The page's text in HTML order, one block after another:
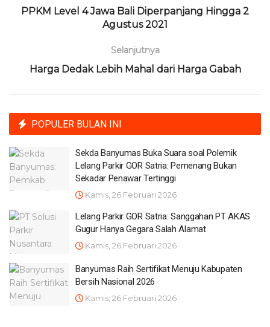
PPKM Level 4 Jawa Bali Diperpanjang Hingga 2
Agustus 2021
Selanjutnya
Harga Dedak Lebih Mahal dari Harga Gabah
POPULER BULAN INI
Sekda Banyumas Buka Suara soal Polemik
Lelang Parkir GOR Satria: Pemenang Bukan
Sekadar Penawar Tertinggi
Kamis, 26 Februari 2026
Lelang Parkir GOR Satria: Sanggahan PT AKAS
Gugur Hanya Gegara Salah Alamat
Kamis, 26 Februari 2026
Banyumas Raih Sertifikat Menuju Kabupaten
Bersih Nasional 2026
Kamis, 26 Februari 2026